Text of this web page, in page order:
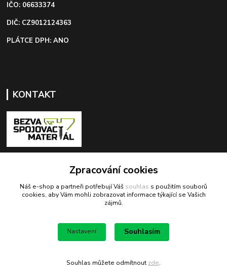
IČO: 06633374
DIČ: CZ9012124363
PLÁTCE DPH: ANO
KONTAKT
+420 603 418 822
odbyt@bezva-spojovacimaterial.cz
Bezva spojovací materiál
Zpracování cookies
Náš e-shop a partneři potřebují Váš souhlas s použitím souborů
cookies, aby Vám mohli zobrazovat informace týkající se Vašich
zájmů.
Nastavení Souhlasím
Souhlas můžete odmítnout zde.